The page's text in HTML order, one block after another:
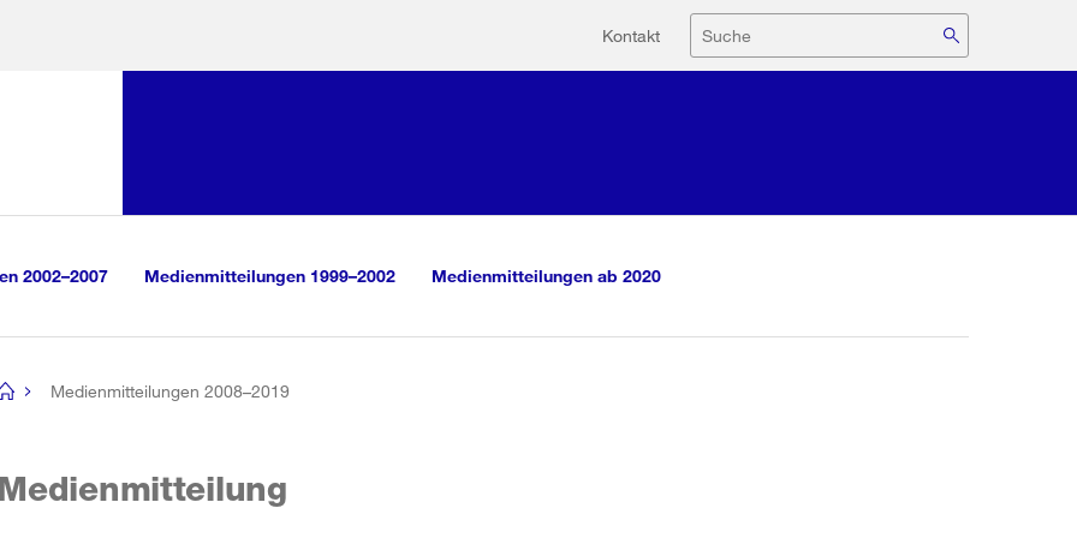
Hilfsnavigation
Kontakt Suche
2002–2007 Medienmitteilungen 1999–2002 Medienmitteilungen ab 2020
Medienmitteilungen 2008–2019